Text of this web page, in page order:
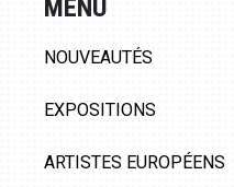
MENU
NOUVEAUTÉS
EXPOSITIONS
ARTISTES EUROPÉENS